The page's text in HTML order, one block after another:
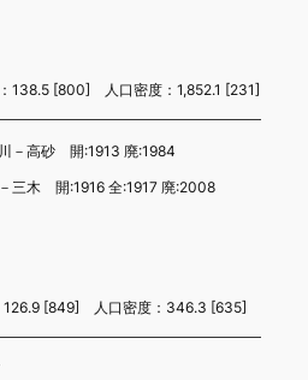
138.5 [800] 人口密度：1,852.1 [231]
－高砂 開:1913 廃:1984
三木 開:1916 全:1917 廃:2008
[849] 人口密度：346.3 [635]